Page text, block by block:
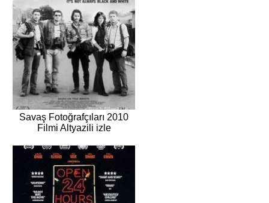
Savaş Fotoğrafçıları 2010
Filmi Altyazili izle